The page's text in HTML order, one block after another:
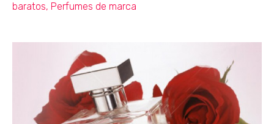
baratos, Perfumes de marca